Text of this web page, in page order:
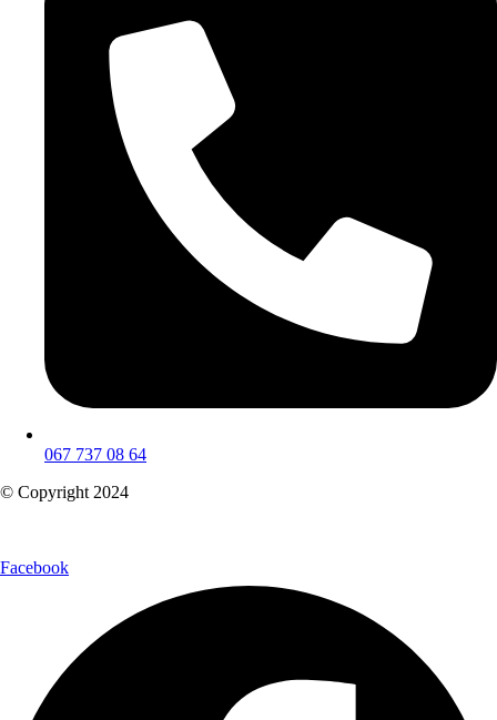
067 737 08 64
© Copyright 2024
Facebook